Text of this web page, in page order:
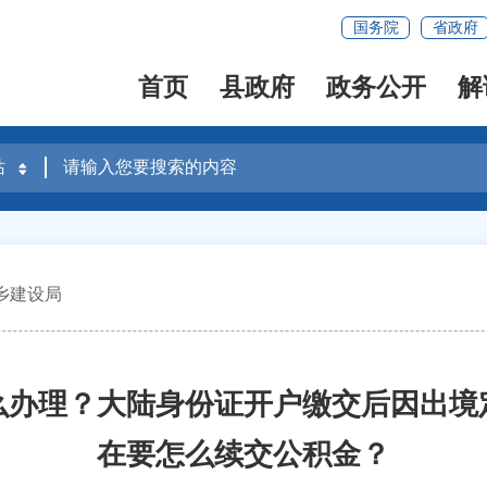
国务院 省政府
首页 县政府 政务公开
建设局
理？大陆身份证开户缴交后因出
在要怎么续交公积金？